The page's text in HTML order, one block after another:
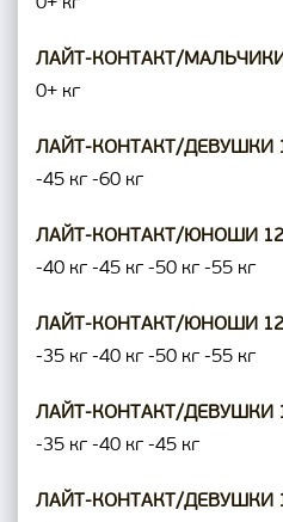
ЛАЙТ-КОНТАКТ/МАЛЬЧИКИ
0+ кг
ЛАЙТ-КОНТАКТ/ДЕВУШКИ
-45 кг -60 кг
ЛАЙТ-КОНТАКТ/ЮНОШИ 12-
-40 кг -45 кг -50 кг -55 кг
ЛАЙТ-КОНТАКТ/ЮНОШИ 12-
-35 кг -40 кг -50 кг -55 кг
ЛАЙТ-КОНТАКТ/ДЕВУШКИ
-35 кг -40 кг -45 кг
ЛАЙТ-КОНТАКТ/ДЕВУШКИ